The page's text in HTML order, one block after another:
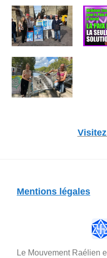
Mentions légales
Le Mouvement Raélien